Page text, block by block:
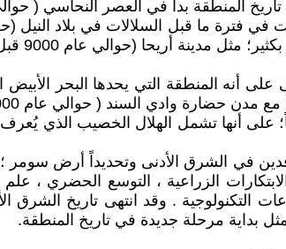
فلسطين وگوبكلي تبّه (حوالي عام 10000 قبل الميلاد) في الأناضول (تركيا الحديثة) .
على أنه المنطقة التي يحدها البحر
عام 7000 ـ 600 قبل الميلاد) بالإضافة إلى مختلف مدن وموانئ الشرق الأدنى .
على أنها تشمل الهلال الخصيب الذي
في الشرق الأدنى وتحديداً أرض
الزراعية ، التوسع الحضري ،
التكنولوجية . وقد انتهى تاريخ